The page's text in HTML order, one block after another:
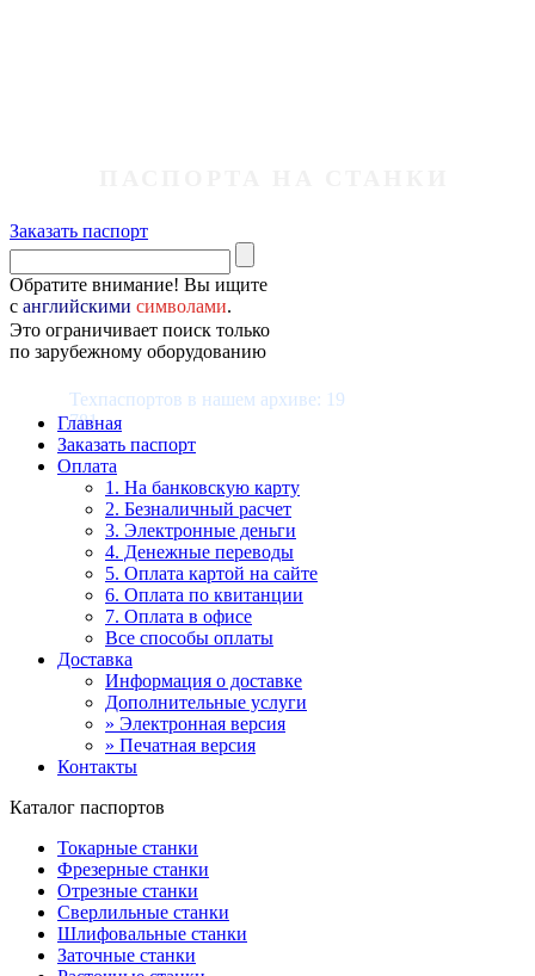
Заказать паспорт
Обратите внимание! Вы ищите
с английскими символами.
Это ограничивает поиск только
по зарубежному оборудованию
Техпаспортов в нашем архиве: 19
781
Главная
Заказать паспорт
Оплата
1. На банковскую карту
2. Безналичный расчет
3. Электронные деньги
4. Денежные переводы
5. Оплата картой на сайте
6. Оплата по квитанции
7. Оплата в офисе
Все способы оплаты
Доставка
Информация о доставке
Дополнительные услуги
» Электронная версия
» Печатная версия
Контакты
Каталог паспортов
Токарные станки
Фрезерные станки
Отрезные станки
Сверлильные станки
Шлифовальные станки
Заточные станки